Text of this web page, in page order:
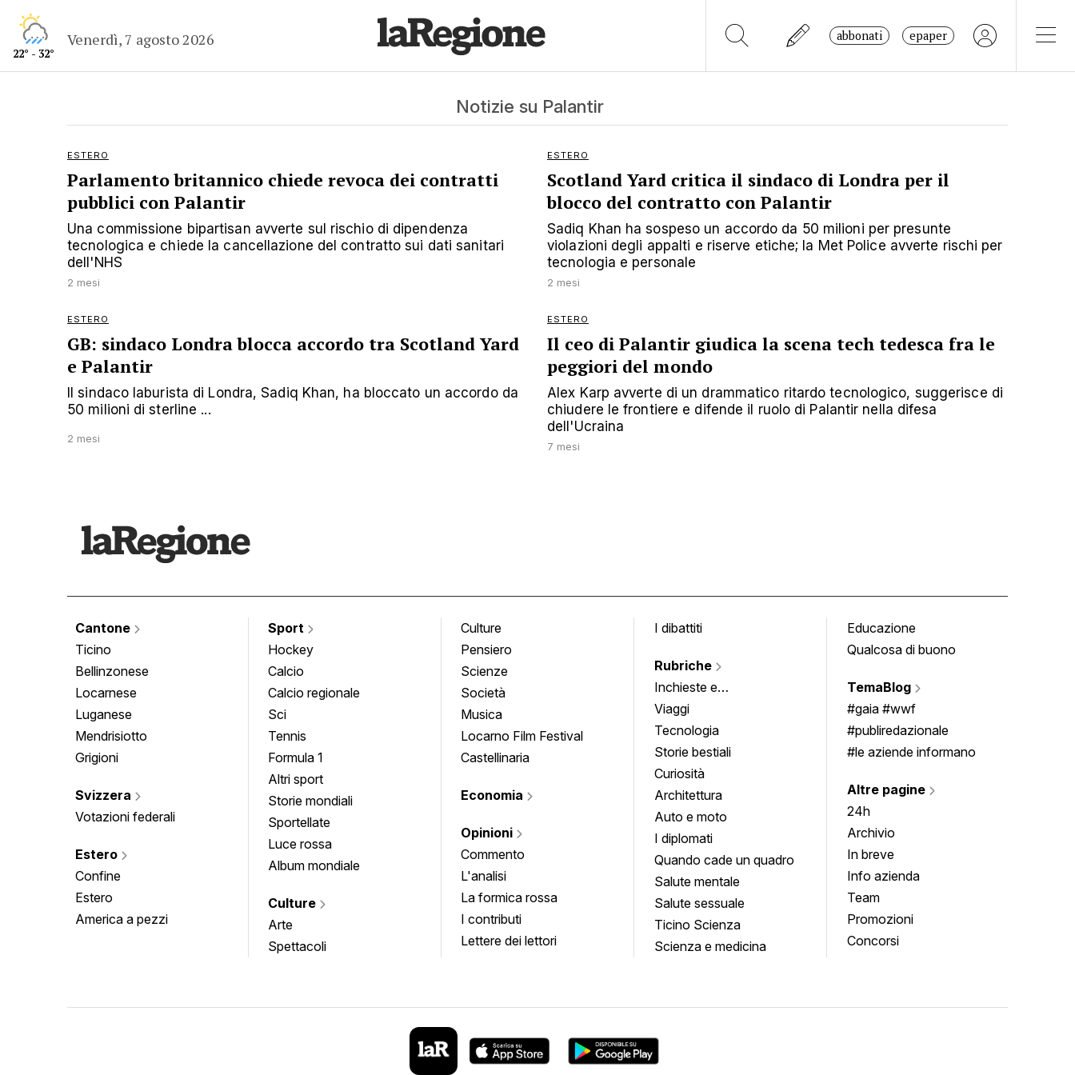
22° - 32°
Venerdì, 7 agosto 2026 abbonati epaper
Notizie su Palantir
ESTERO
Parlamento britannico chiede revoca dei contratti
pubblici con Palantir
Una commissione bipartisan avverte sul rischio di dipendenza
tecnologica e chiede la cancellazione del contratto sui dati sanitari
dell'NHS
2 mesi
ESTERO
Scotland Yard critica il sindaco di Londra per il
blocco del contratto con Palantir
Sadiq Khan ha sospeso un accordo da 50 milioni per presunte
violazioni degli appalti e riserve etiche; la Met Police avverte rischi per
tecnologia e personale
2 mesi
ESTERO
GB: sindaco Londra blocca accordo tra Scotland Yard
e Palantir
Il sindaco laburista di Londra, Sadiq Khan, ha bloccato un accordo da
50 milioni di sterline ...
2 mesi
ESTERO
Il ceo di Palantir giudica la scena tech tedesca fra le
peggiori del mondo
Alex Karp avverte di un drammatico ritardo tecnologico, suggerisce di
chiudere le frontiere e difende il ruolo di Palantir nella difesa
dell'Ucraina
7 mesi
Cantone
Ticino
Bellinzonese
Locarnese
Luganese
Mendrisiotto
Grigioni
Svizzera
Votazioni federali
Estero
Confine
Estero
America a pezzi
Sport
Hockey
Calcio
Calcio regionale
Sci
Tennis
Formula 1
Altri sport
Storie mondiali
Sportellate
Luce rossa
Album mondiale
Culture
Arte
Spettacoli
Culture
Pensiero
Scienze
Società
Musica
Locarno Film Festival
Castellinaria
Economia
Opinioni
Commento
L'analisi
La formica rossa
I contributi
Lettere dei lettori
I dibattiti
Rubriche
Inchieste e
approfondimenti
Viaggi
Tecnologia
Storie bestiali
Curiosità
Architettura
Auto e moto
I diplomati
Quando cade un quadro
Salute mentale
Salute sessuale
Ticino Scienza
Scienza e medicina
Educazione
Qualcosa di buono
TemaBlog
#gaia #wwf
#publiredazionale
#le aziende informano
Altre pagine
24h
Archivio
In breve
Info azienda
Team
Promozioni
Concorsi